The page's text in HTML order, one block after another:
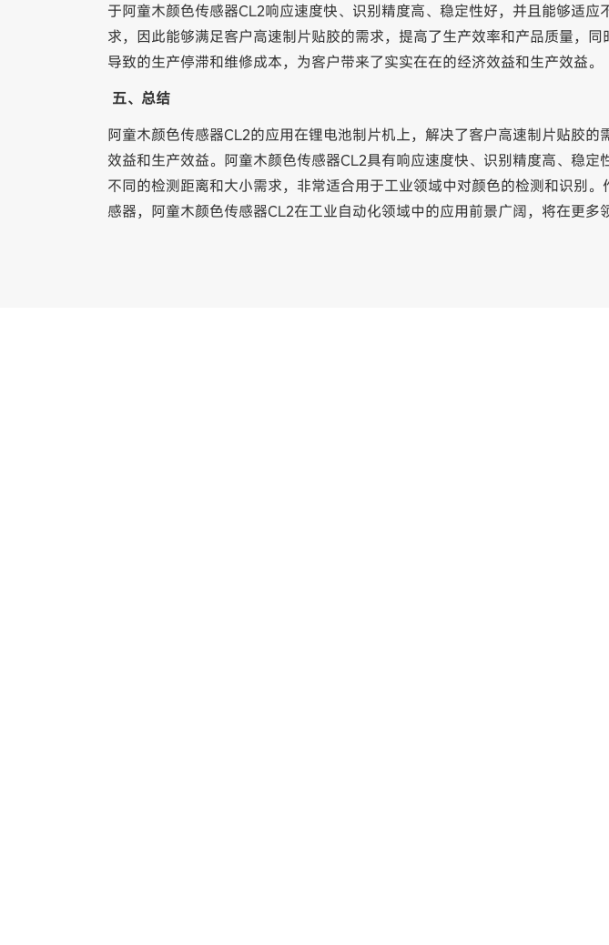
于阿童木颜色传感器CL2响应速度快、识别精度高、稳定性好，并且能够适应
求，因此能够满足客户高速制片贴胶的需求，提高了生产效率和产品质量，
导致的生产停滞和维修成本，为客户带来了实实在在的经济效益和生产效益。
五、总结
阿童木颜色传感器CL2的应用在锂电池制片机上，解决了客户高速制片贴胶的
效益和生产效益。阿童木颜色传感器CL2具有响应速度快、识别精度高、稳定
不同的检测距离和大小需求，非常适合用于工业领域中对颜色的检测和识别
感器，阿童木颜色传感器CL2在工业自动化领域中的应用前景广阔，将在更多